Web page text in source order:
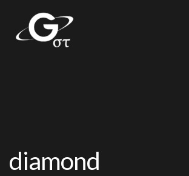
diamond